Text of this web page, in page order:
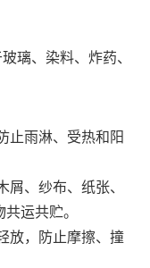
璃、染料、炸药、
止雨淋、受热和阳
屑、纱布、纸张、
运共贮。
放，防止摩擦、撞